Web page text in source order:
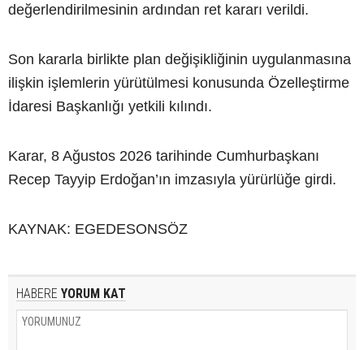
değerlendirilmesinin ardından ret kararı verildi.
Son kararla birlikte plan değişikliğinin uygulanmasına
ilişkin işlemlerin yürütülmesi konusunda Özelleştirme
İdaresi Başkanlığı yetkili kılındı.
Karar, 8 Ağustos 2026 tarihinde Cumhurbaşkanı
Recep Tayyip Erdoğan’ın imzasıyla yürürlüğe girdi.
KAYNAK: EGEDESONSÖZ
HABERE YORUM KAT